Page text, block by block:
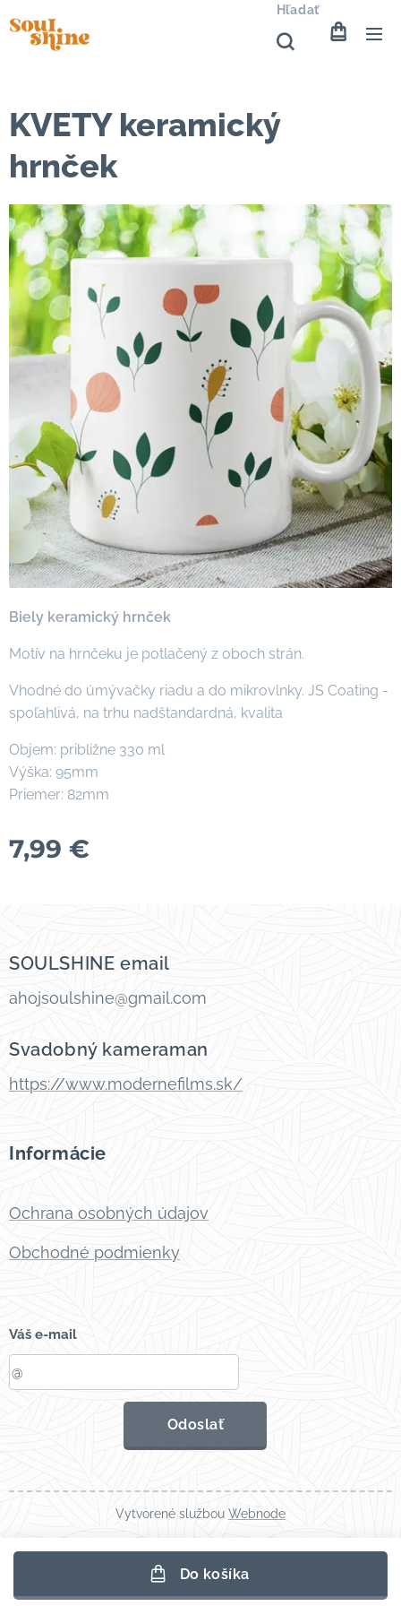
Hľadať
KVETY keramický
hrnček
Biely keramický hrnček
Motív na hrnčeku je potlačený z oboch strán.
Vhodné do úmývačky riadu a do mikrovlnky. JS Coating -
spoľahlivá, na trhu nadštandardná, kvalita
Objem: približne 330 ml
Výška: 95mm
Priemer: 82mm
7,99 €
Do košíka
SOULSHINE email
ahojsoulshine@gmail.com
Svadobný kameraman
https://www.modernefilms.sk/
Informácie
Ochrana osobných údajov
Obchodné podmienky
Váš e-mail
Odoslať
Vytvorené službou Webnode